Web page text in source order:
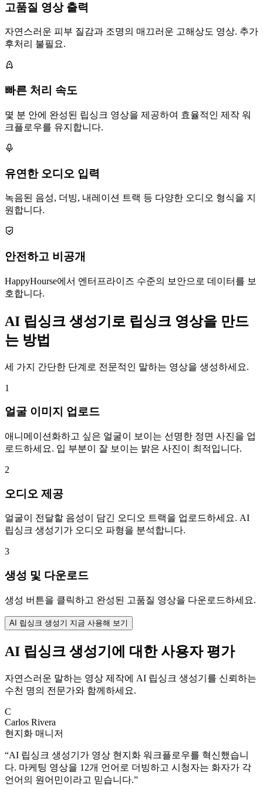
고품질 영상 출력
자연스러운 피부 질감과 조명의 매끄러운 고해상도 영상. 추가
후처리 불필요.
빠른 처리 속도
몇 분 안에 완성된 립싱크 영상을 제공하여 효율적인 제작 워
크플로우를 유지합니다.
유연한 오디오 입력
녹음된 음성, 더빙, 내레이션 트랙 등 다양한 오디오 형식을 지
원합니다.
안전하고 비공개
HappyHourse에서 엔터프라이즈 수준의 보안으로 데이터를 보
호합니다.
AI 립싱크 생성기로 립싱크 영상을 만드
는 방법
세 가지 간단한 단계로 전문적인 말하는 영상을 생성하세요.
1
얼굴 이미지 업로드
애니메이션화하고 싶은 얼굴이 보이는 선명한 정면 사진을 업
로드하세요. 입 부분이 잘 보이는 밝은 사진이 최적입니다.
2
오디오 제공
얼굴이 전달할 음성이 담긴 오디오 트랙을 업로드하세요. AI
립싱크 생성기가 오디오 파형을 분석합니다.
3
생성 및 다운로드
생성 버튼을 클릭하고 완성된 고품질 영상을 다운로드하세요.
AI 립싱크 생성기 지금 사용해 보기
AI 립싱크 생성기에 대한 사용자 평가
자연스러운 말하는 영상 제작에 AI 립싱크 생성기를 신뢰하는
수천 명의 전문가와 함께하세요.
C
Carlos Rivera
현지화 매니저
“AI 립싱크 생성기가 영상 현지화 워크플로우를 혁신했습니
다. 마케팅 영상을 12개 언어로 더빙하고 시청자는 화자가 각
언어의 원어민이라고 믿습니다.”